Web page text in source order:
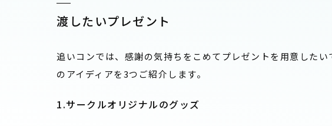
渡したいプレゼント
追いコンでは、感謝の気持ちをこめてプレゼントを用意した
のアイディアを3つご紹介します。
1.サークルオリジナルのグッズ